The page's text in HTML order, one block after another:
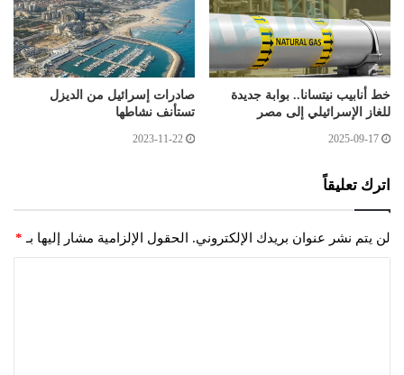
خط أنابيب نيتسانا.. بوابة جديدة
للغاز الإسرائيلي إلى مصر
2025-09-17
صادرات إسرائيل من الديزل
تستأنف نشاطها
2023-11-22
اترك تعليقاً
لن يتم نشر عنوان بريدك الإلكتروني. الحقول الإلزامية مشار إليها بـ *